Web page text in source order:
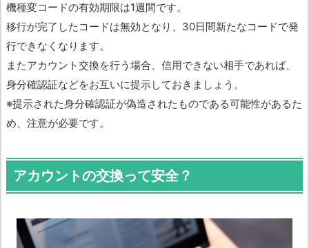
機種変コードの有効期限は1週間です。
移行が完了したコードは無効となり、30日間新たなコードで発
行できなくなります。
またアカウント交換を行う場合、信用できない相手であれば、
身分確認証などをお互いに提示しておきましょう。
※提示された身分確認証が偽造されたものである可能性があるた
め、注意が必要です。
アカウントの交換って安全？